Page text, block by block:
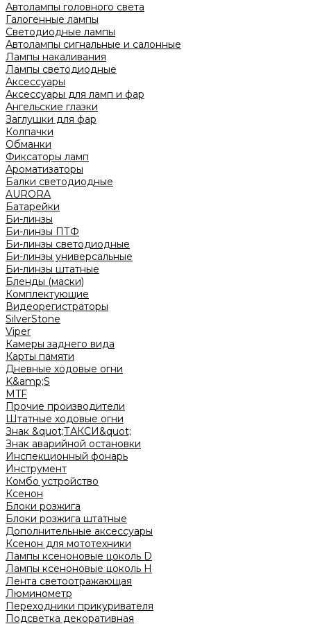
Автолампы головного света
Галогенные лампы
Светодиодные лампы
Автолампы сигнальные и салонные
Лампы накаливания
Лампы светодиодные
Аксессуары
Аксессуары для ламп и фар
Ангельские глазки
Заглушки для фар
Колпачки
Обманки
Фиксаторы ламп
Ароматизаторы
Балки светодиодные
AURORA
Батарейки
Би-линзы
Би-линзы ПТФ
Би-линзы светодиодные
Би-линзы универсальные
Би-линзы штатные
Бленды (маски)
Комплектующие
Видеорегистраторы
SilverStone
Viper
Камеры заднего вида
Карты памяти
Дневные ходовые огни
K&amp;S
MTF
Прочие производители
Штатные ходовые огни
Знак &quot;ТАКСИ&quot;
Знак аварийной остановки
Инспекционный фонарь
Инструмент
Комбо устройство
Ксенон
Блоки розжига
Блоки розжига штатные
Дополнительные аксессуары
Ксенон для мототехники
Лампы ксеноновые цоколь D
Лампы ксеноновые цоколь H
Лента светоотражающая
Люминометр
Переходники прикуривателя
Подсветка декоративная